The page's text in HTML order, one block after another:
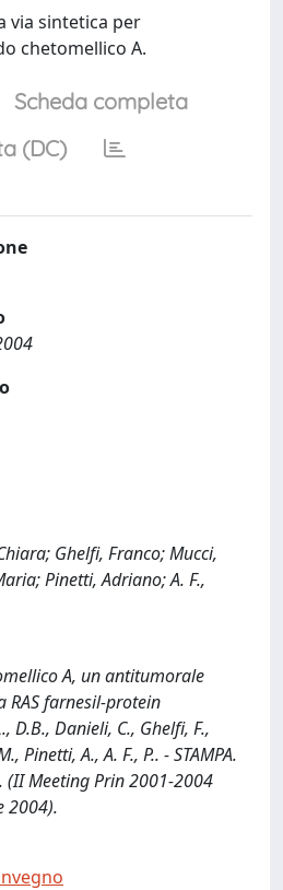
via sintetica per
chetomellico A.
Scheda completa
(DC)
Ghelfi, Franco; Mucci,
Pinetti, Adriano; A. F.,
A, un antitumorale
farnesil-protein
D.B., Danieli, C., Ghelfi, F.,
Pinetti, A., A. F., P.. - STAMPA.
(II Meeting Prin 2001-2004
2004).